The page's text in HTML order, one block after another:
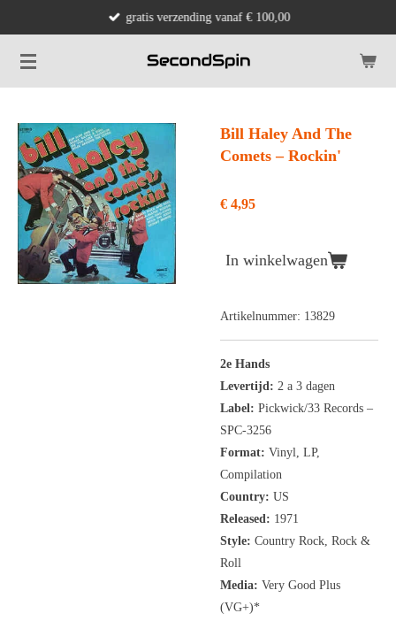
naar
de
gratis verzending vanaf € 100,00
Bill Haley And The
Comets ‎– Rockin'
€ 4,95
In winkelwagen
Artikelnummer: 13829
2e Hands
Levertijd: 2 a 3 dagen
Label: Pickwick/33 Records ‎–
SPC-3256
Format: Vinyl, LP,
Compilation
Country: US
Released: 1971
Style: Country Rock, Rock &
Roll
Media: Very Good Plus
(VG+)*